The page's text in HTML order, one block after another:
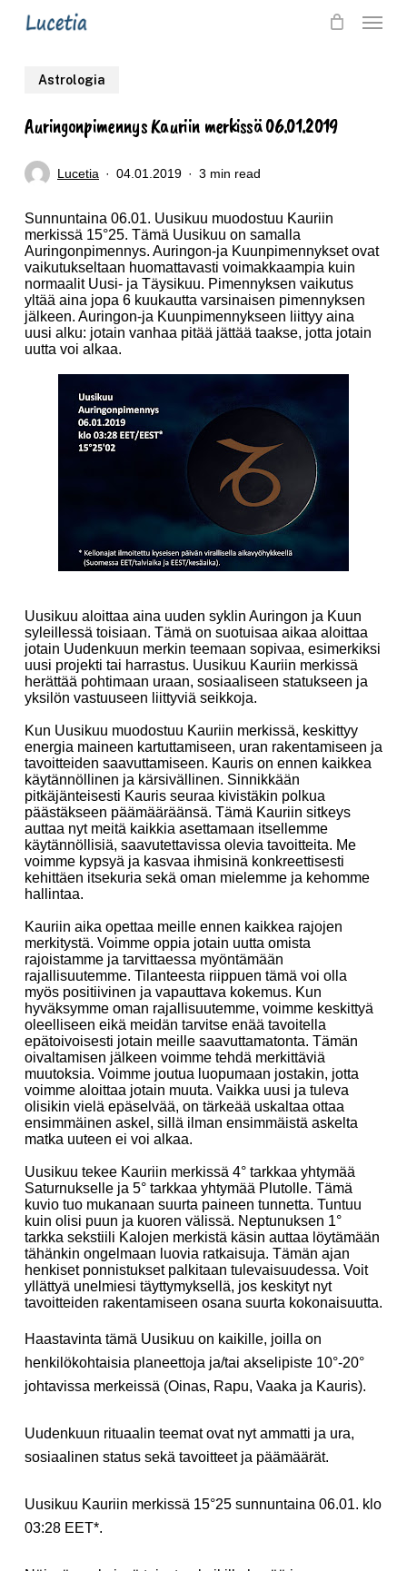
content
Menu
Astrologia
Auringonpimennys Kauriin merkissä 06.01.2019
Lucetia 04.01.2019 3 min read
Sunnuntaina 06.01. Uusikuu muodostuu Kauriin
merkissä 15°25. Tämä Uusikuu on samalla
Auringonpimennys. Auringon-ja Kuunpimennykset ovat
vaikutukseltaan huomattavasti voimakkaampia kuin
normaalit Uusi- ja Täysikuu. Pimennyksen vaikutus
yltää aina jopa 6 kuukautta varsinaisen pimennyksen
jälkeen. Auringon-ja Kuunpimennykseen liittyy aina
uusi alku: jotain vanhaa pitää jättää taakse, jotta jotain
uutta voi alkaa.
Uusikuu aloittaa aina uuden syklin Auringon ja Kuun
syleillessä toisiaan. Tämä on suotuisaa aikaa aloittaa
jotain Uudenkuun merkin teemaan sopivaa, esimerkiksi
uusi projekti tai harrastus. Uusikuu Kauriin merkissä
herättää pohtimaan uraan, sosiaaliseen statukseen ja
yksilön vastuuseen liittyviä seikkoja.
Kun Uusikuu muodostuu Kauriin merkissä, keskittyy
energia maineen kartuttamiseen, uran rakentamiseen ja
tavoitteiden saavuttamiseen. Kauris on ennen kaikkea
käytännöllinen ja kärsivällinen. Sinnikkään
pitkäjänteisesti Kauris seuraa kivistäkin polkua
päästäkseen päämääräänsä. Tämä Kauriin sitkeys
auttaa nyt meitä kaikkia asettamaan itsellemme
käytännöllisiä, saavutettavissa olevia tavoitteita. Me
voimme kypsyä ja kasvaa ihmisinä konkreettisesti
kehittäen itsekuria sekä oman mielemme ja kehomme
hallintaa.
Kauriin aika opettaa meille ennen kaikkea rajojen
merkitystä. Voimme oppia jotain uutta omista
rajoistamme ja tarvittaessa myöntämään
rajallisuutemme. Tilanteesta riippuen tämä voi olla
myös positiivinen ja vapauttava kokemus. Kun
hyväksymme oman rajallisuutemme, voimme keskittyä
oleelliseen eikä meidän tarvitse enää tavoitella
epätoivoisesti jotain meille saavuttamatonta. Tämän
oivaltamisen jälkeen voimme tehdä merkittäviä
muutoksia. Voimme joutua luopumaan jostakin, jotta
voimme aloittaa jotain muuta. Vaikka uusi ja tuleva
olisikin vielä epäselvää, on tärkeää uskaltaa ottaa
ensimmäinen askel, sillä ilman ensimmäistä askelta
matka uuteen ei voi alkaa.
Uusikuu tekee Kauriin merkissä 4° tarkkaa yhtymää
Saturnukselle ja 5° tarkkaa yhtymää Plutolle. Tämä
kuvio tuo mukanaan suurta paineen tunnetta. Tuntuu
kuin olisi puun ja kuoren välissä. Neptunuksen 1°
tarkka sekstiili Kalojen merkistä käsin auttaa löytämään
tähänkin ongelmaan luovia ratkaisuja. Tämän ajan
henkiset ponnistukset palkitaan tulevaisuudessa. Voit
yllättyä unelmiesi täyttymyksellä, jos keskityt nyt
tavoitteiden rakentamiseen osana suurta kokonaisuutta.
Haastavinta tämä Uusikuu on kaikille, joilla on
henkilökohtaisia planeettoja ja/tai akselipiste 10°-20°
johtavissa merkeissä (Oinas, Rapu, Vaaka ja Kauris).
Uudenkuun rituaalin teemat ovat nytammatti ja ura,
sosiaalinen status sekä tavoitteet ja päämäärät.
Uusikuu Kauriin merkissä 15°25 sunnuntaina 06.01. klo
03:28 EET*.